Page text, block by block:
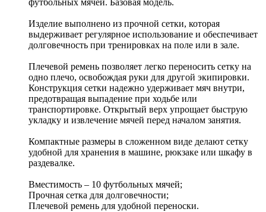
футбольных мячей. Базовая модель.
Изделие выполнено из прочной сетки, которая
выдерживает регулярное использование и обеспечивает
долговечность при тренировках на поле или в зале.
Плечевой ремень позволяет легко переносить сетку на
одно плечо, освобождая руки для другой экипировки.
Конструкция сетки надежно удерживает мяч внутри,
предотвращая выпадение при ходьбе или
транспортировке. Открытый верх упрощает быструю
укладку и извлечение мячей перед началом занятия.
Компактные размеры в сложенном виде делают сетку
удобной для хранения в машине, рюкзаке или шкафу в
раздевалке.
Вместимость – 10 футбольных мячей;
Прочная сетка для долговечности;
Плечевой ремень для удобной переноски.